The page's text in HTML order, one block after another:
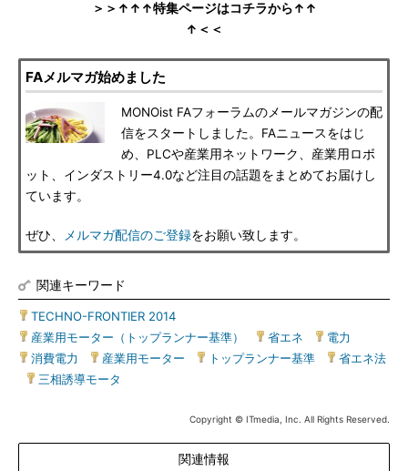
＞＞↑↑↑特集ページはコチラから↑↑
↑＜＜
FAメルマガ始めました
MONOist FAフォーラムのメールマガジンの配
信をスタートしました。FAニュースをはじ
め、PLCや産業用ネットワーク、産業用ロボ
ット、インダストリー4.0など注目の話題をまとめてお届けし
ています。
ぜひ、 メルマガ配信のご登録をお願い致します。
関連キーワード
TECHNO-FRONTIER 2014
産業用モーター（トップランナー基準）
省エネ 電力
消費電力
産業用モーター トップランナー基準
省エネ法
三相誘導モータ
Copyright © ITmedia, Inc. All Rights Reserved.
関連情報